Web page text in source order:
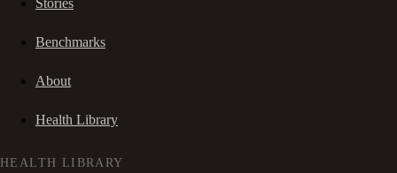
Benchmarks
About
Health Library
HEALTH LIBRARY